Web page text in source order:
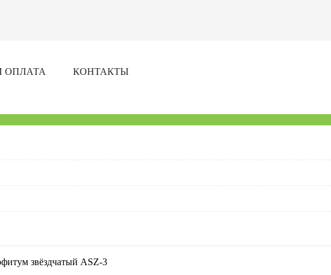
ОПЛАТА КОНТАКТЫ
звёздчатый ASZ-3